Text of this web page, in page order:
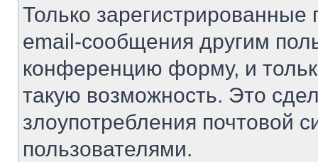
Только зарегистрированные
email-сообщения другим
конференцию форму, и
такую возможность. Это
злоупотребления почтовой
пользователями.